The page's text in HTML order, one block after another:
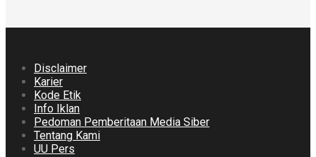
Disclaimer
Karier
Kode Etik
Info Iklan
Pedoman Pemberitaan Media Siber
Tentang Kami
UU Pers